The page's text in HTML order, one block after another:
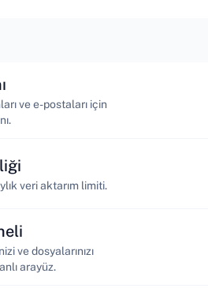
ve e-postaları için
veri aktarım limiti.
ve dosyalarınızı
arayüz.